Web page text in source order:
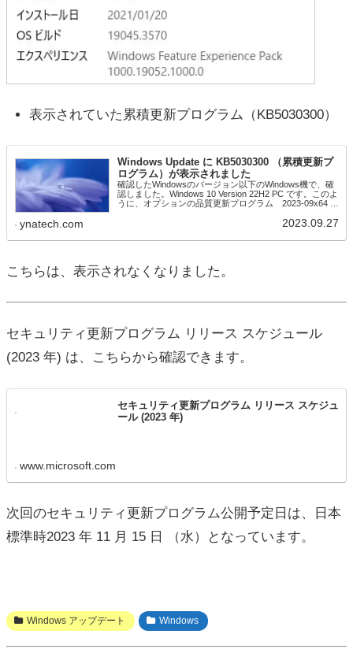
表示されていた累積更新プログラム（KB5030300）
Windows Update に KB5030300 （累積更新プ
ログラム）が表示されました
確認したWindowsのバージョン以下のWindows機で、確
認しました。Windows 10 Version 22H2 PC です。このよ
うに、オプションの品質更新プログラム 2023-09x64 ベ
ynatech.com 2023.09.27
こちらは、表示されなくなりました。
セキュリティ更新プログラム リリース スケジュール
(2023 年) は、こちらから確認できます。
セキュリティ更新プログラム リリース スケジュ
ール (2023 年)
www.microsoft.com
次回のセキュリティ更新プログラム公開予定日は、日本
標準時2023 年 11 月 15 日 （水）となっています。
Windows アップデート Windows